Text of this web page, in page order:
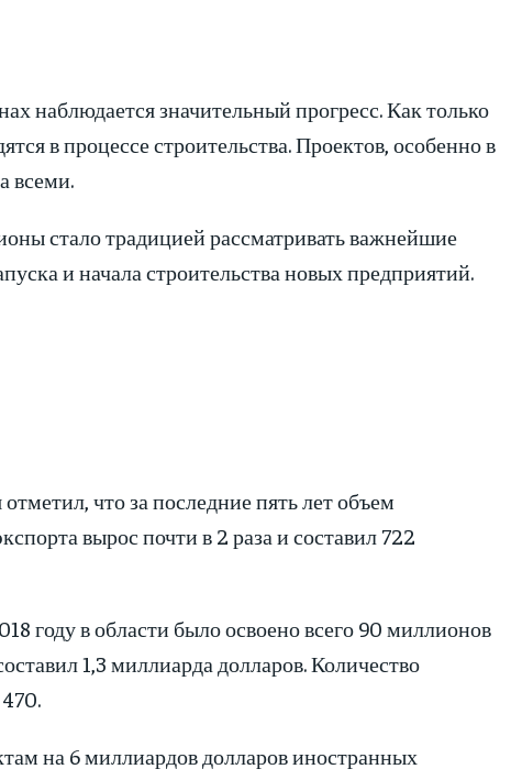
наблюдается значительный прогресс. Как только
в процессе строительства. Проектов, особенно в
всеми.
стало традицией рассматривать важнейшие
и начала строительства новых предприятий.
что за последние пять лет объем
вырос почти в 2 раза и составил 722
году в области было освоено всего 90 миллионов
1,3 миллиарда долларов. Количество
на 6 миллиардов долларов иностранных